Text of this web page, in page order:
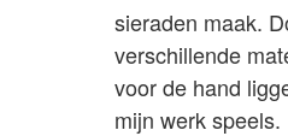
sieraden maak.
verschillende
voor de hand
mijn werk speels.